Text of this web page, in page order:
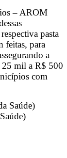
– AROM
pasta
feitas, para
a
25 mil a R$ 500
com
Saúde)